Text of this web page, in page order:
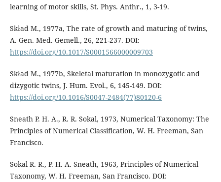
learning of motor skills, St. Phys. Anthr., 1, 3-19.
Skład M., 1977a, The rate of growth and maturing of twins,
A. Gen. Med. Gemell., 26, 221-237. DOI:
https://doi.org/10.1017/S0001566000009703
Skład M., 1977b, Skeletal maturation in monozygotic and
dizygotic twins, J. Hum. Evol., 6, 145-149. DOI:
https://doi.org/10.1016/S0047-2484(77)80120-6
Sneath P. H. A., R. R. Sokal, 1973, Numerical Taxonomy: The
Principles of Numerical Classification, W. H. Freeman, San
Francisco.
Sokal R. R., P. H. A. Sneath, 1963, Principles of Numerical
Taxonomy, W. H. Freeman, San Francisco. DOI: